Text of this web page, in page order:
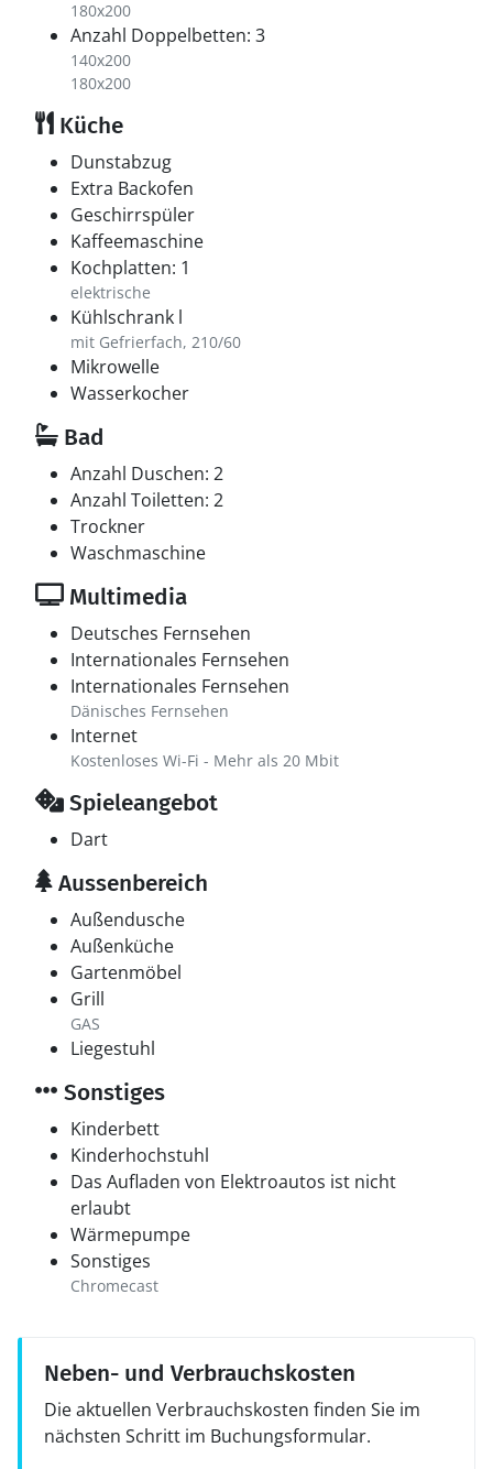
180x200
Anzahl Doppelbetten: 3
140x200
180x200
Küche
Dunstabzug
Extra Backofen
Geschirrspüler
Kaffeemaschine
Kochplatten: 1
elektrische
Kühlschrank l
mit Gefrierfach, 210/60
Mikrowelle
Wasserkocher
Bad
Anzahl Duschen: 2
Anzahl Toiletten: 2
Trockner
Waschmaschine
Multimedia
Deutsches Fernsehen
Internationales Fernsehen
Internationales Fernsehen
Dänisches Fernsehen
Internet
Kostenloses Wi-Fi - Mehr als 20 Mbit
Spieleangebot
Dart
Aussenbereich
Außendusche
Außenküche
Gartenmöbel
Grill
GAS
Liegestuhl
Sonstiges
Kinderbett
Kinderhochstuhl
Das Aufladen von Elektroautos ist nicht
erlaubt
Wärmepumpe
Sonstiges
Chromecast
Neben- und Verbrauchskosten
Die aktuellen Verbrauchskosten finden Sie im
nächsten Schritt im Buchungsformular.